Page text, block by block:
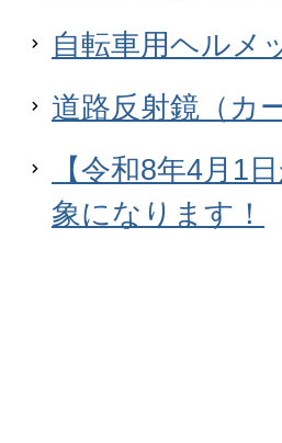
自転車用ヘルメ
道路反射鏡（カ
【令和8年4月1
象になります！